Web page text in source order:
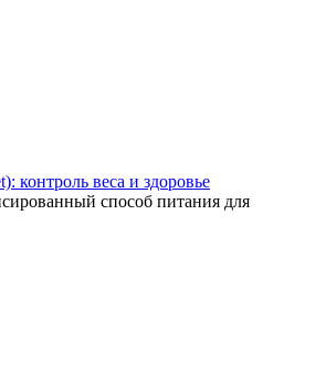
контроль веса и здоровье
способ питания для